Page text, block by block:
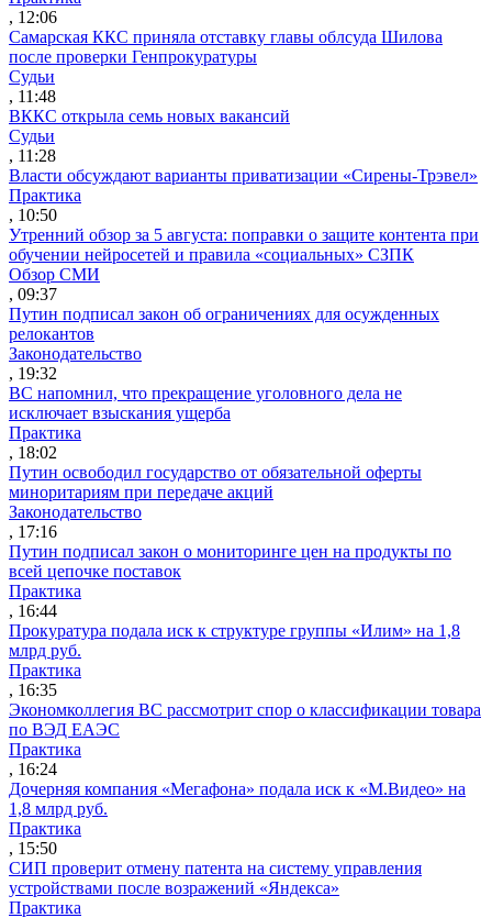
, 12:06
Самарская ККС приняла отставку главы облсуда Шилова
после проверки Генпрокуратуры
Судьи
, 11:48
ВККС открыла семь новых вакансий
Судьи
, 11:28
Власти обсуждают варианты приватизации «Сирены-Трэвел»
Практика
, 10:50
Утренний обзор за 5 августа: поправки о защите контента при
обучении нейросетей и правила «социальных» СЗПК
Обзор СМИ
, 09:37
Путин подписал закон об ограничениях для осужденных
релокантов
Законодательство
, 19:32
ВС напомнил, что прекращение уголовного дела не
исключает взыскания ущерба
Практика
, 18:02
Путин освободил государство от обязательной оферты
миноритариям при передаче акций
Законодательство
, 17:16
Путин подписал закон о мониторинге цен на продукты по
всей цепочке поставок
Практика
, 16:44
Прокуратура подала иск к структуре группы «Илим» на 1,8
млрд руб.
Практика
, 16:35
Экономколлегия ВС рассмотрит спор о классификации товара
по ВЭД ЕАЭС
Практика
, 16:24
Дочерняя компания «Мегафона» подала иск к «М.Видео» на
1,8 млрд руб.
Практика
, 15:50
СИП проверит отмену патента на систему управления
устройствами после возражений «Яндекса»
Практика